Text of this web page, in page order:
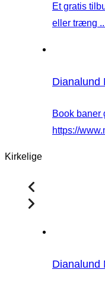
Et gratis
eller træng
Dianalund
Book baner
https://
Kirkelige
Dianalund